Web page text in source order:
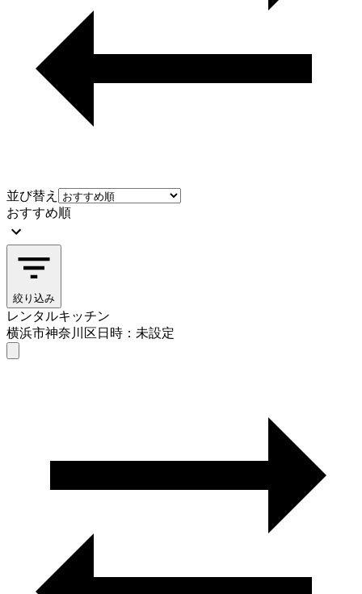
並び替え
おすすめ順
絞り込み
レンタルキッチン
横浜市神奈川区日時：未設定